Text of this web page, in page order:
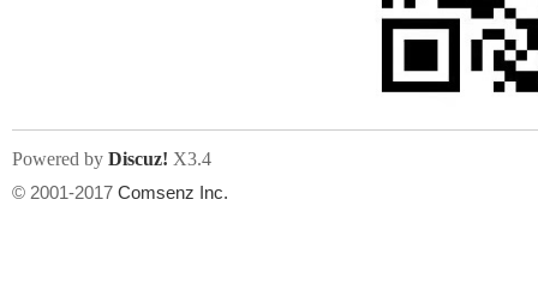
人
Powered by Discuz! X3.4
© 2001-2017 Comsenz Inc.